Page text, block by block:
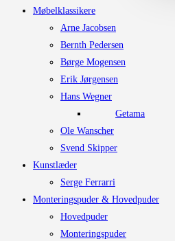
Møbelklassikere
Arne Jacobsen
Bernth Pedersen
Børge Mogensen
Erik Jørgensen
Hans Wegner
Getama
Ole Wanscher
Svend Skipper
Kunstlæder
Serge Ferrarri
Monteringspuder & Hovedpuder
Hovedpuder
Monteringspuder